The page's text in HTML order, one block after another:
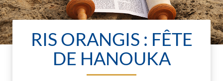
RIS ORANGIS : FÊTE
DE HANOUKA